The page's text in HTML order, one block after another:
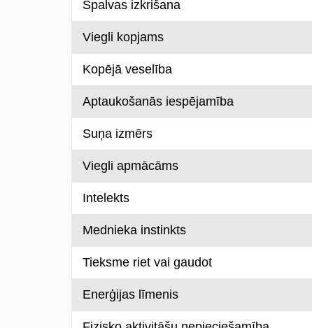
Spalvas izkrišana
Viegli kopjams
Kopējā veselība
Aptaukošanās iespējamība
Suņa izmērs
Viegli apmācāms
Intelekts
Mednieka instinkts
Tieksme riet vai gaudot
Enerģijas līmenis